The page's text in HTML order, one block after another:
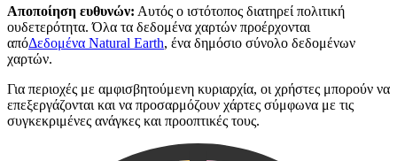
Αποποίηση ευθυνών: Αυτός ο ιστότοπος διατηρεί πολιτική
ουδετερότητα. Όλα τα δεδομένα χαρτών προέρχονται
απόΔεδομένα Natural Earth, ένα δημόσιο σύνολο δεδομένων
χαρτών.
Για περιοχές με αμφισβητούμενη κυριαρχία, οι χρήστες μπορούν να
επεξεργάζονται και να προσαρμόζουν χάρτες σύμφωνα με τις
συγκεκριμένες ανάγκες και προοπτικές τους.